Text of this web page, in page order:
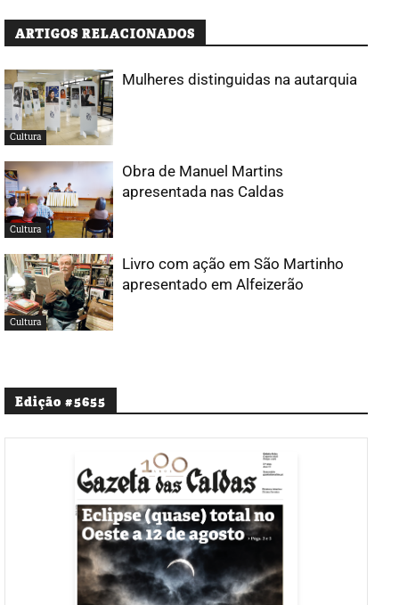
ARTIGOS RELACIONADOS
Cultura
Mulheres distinguidas na autarquia
Cultura
Obra de Manuel Martins
apresentada nas Caldas
Cultura
Livro com ação em São Martinho
apresentado em Alfeizerão
Edição #5655